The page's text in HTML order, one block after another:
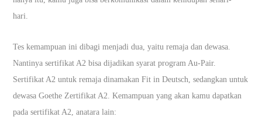
hari.
Tes kemampuan ini dibagi menjadi dua, yaitu remaja dan dewasa.
Nantinya sertifikat A2 bisa dijadikan syarat program Au-Pair.
Sertifikat A2 untuk remaja dinamakan Fit in Deutsch, sedangkan untuk
dewasa Goethe Zertifikat A2. Kemampuan yang akan kamu dapatkan
pada sertifikat A2, anatara lain: